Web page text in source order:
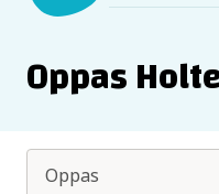
Oppas